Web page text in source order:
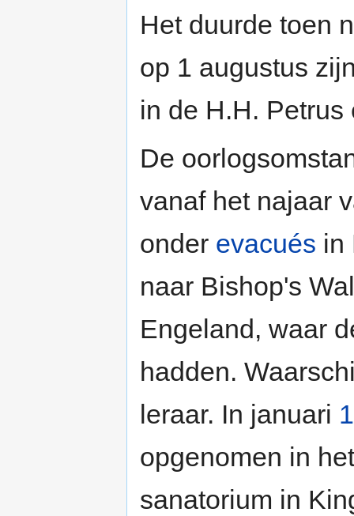
Het duurde toen
op 1 augustus
in de H.H.
De
vanaf het najaar
onder evacués in
naar Bishop's
Engeland, waar
hadden.
leraar. In januari
opgenomen in
sanatorium in